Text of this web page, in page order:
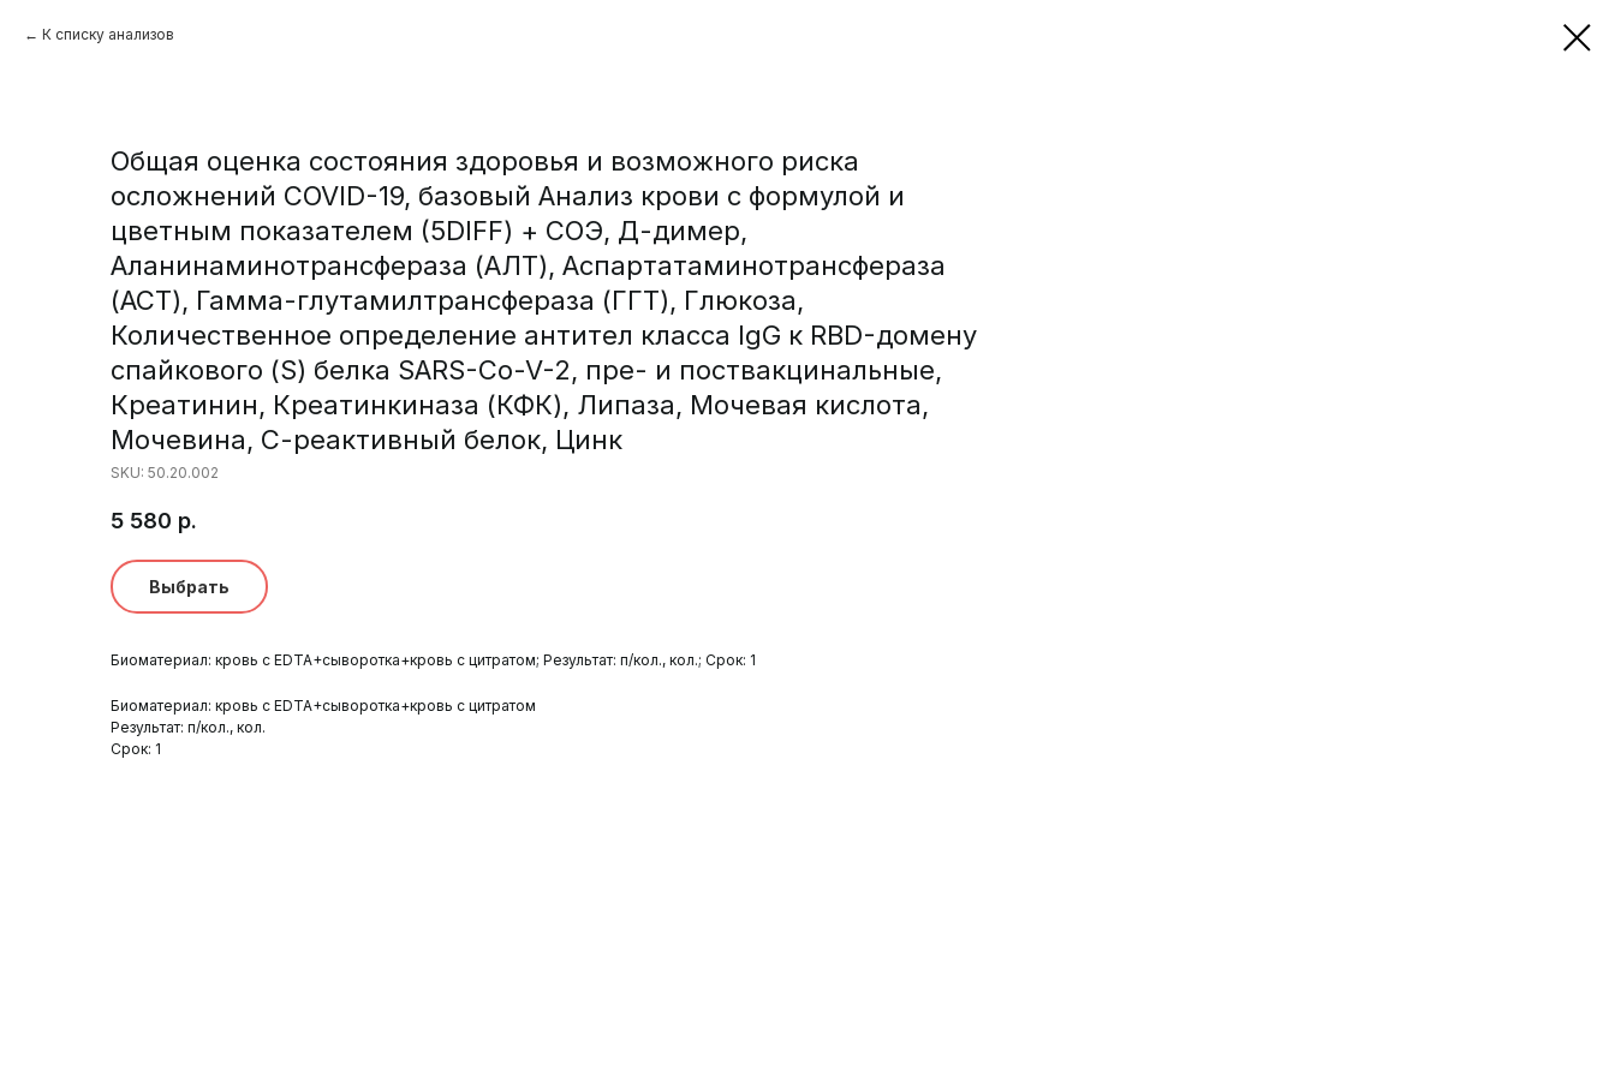
К списку анализов
Общая оценка состояния здоровья и возможного риска
осложнений COVID-19, базовый Анализ крови с формулой и
цветным показателем (5DIFF) + СОЭ, Д-димер,
Аланинаминотрансфераза (АЛТ), Аспартатаминотрансфераза
(АСТ), Гамма-глутамилтрансфераза (ГГТ), Глюкоза,
Количественное определение антител класса IgG к RBD-домену
спайкового (S) белка SARS-Co-V-2, пре- и поствакцинальные,
Креатинин, Креатинкиназа (КФК), Липаза, Мочевая кислота,
Мочевина, С-реактивный белок, Цинк
SKU: 50.20.002
5 580 р.
Выбрать
Биоматериал: кровь с EDTA+сыворотка+кровь с цитратом; Результат: п/кол., кол.; Срок: 1
Биоматериал: кровь с EDTA+сыворотка+кровь с цитратом
Результат: п/кол., кол.
Срок: 1